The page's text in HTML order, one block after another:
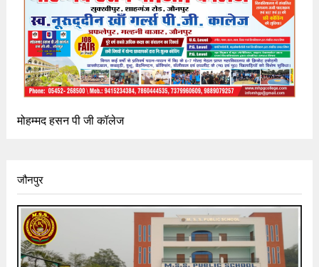
मोहम्मद हसन पी जी कॉलेज
जौनपुर